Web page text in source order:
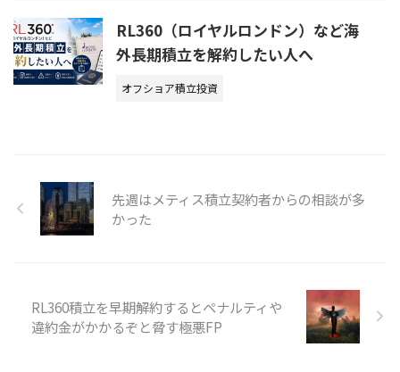
RL360（ロイヤルロンドン）など海
外長期積立を解約したい人へ
オフショア積立投資
先週はメティス積立契約者からの相談が多
かった
RL360積立を早期解約するとペナルティや
違約金がかかるぞと脅す極悪FP